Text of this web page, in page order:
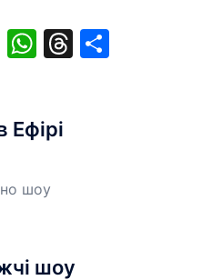
Bluesky
WhatsApp
Threads
Ефірі
шоу
шоу